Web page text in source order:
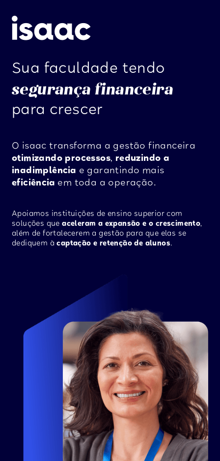
Sua faculdade tendo
segurança financeira
para crescer
O isaac transforma a gestão financeira
otimizando processos, reduzindo a
inadimplência e garantindo mais
eficiência em toda a operação.
Apoiamos instituições de ensino superior com
soluções queaceleram a expansão e o crescimento,
além de fortalecerem a gestão para que elas se
dediquem àcaptação e retenção de alunos.